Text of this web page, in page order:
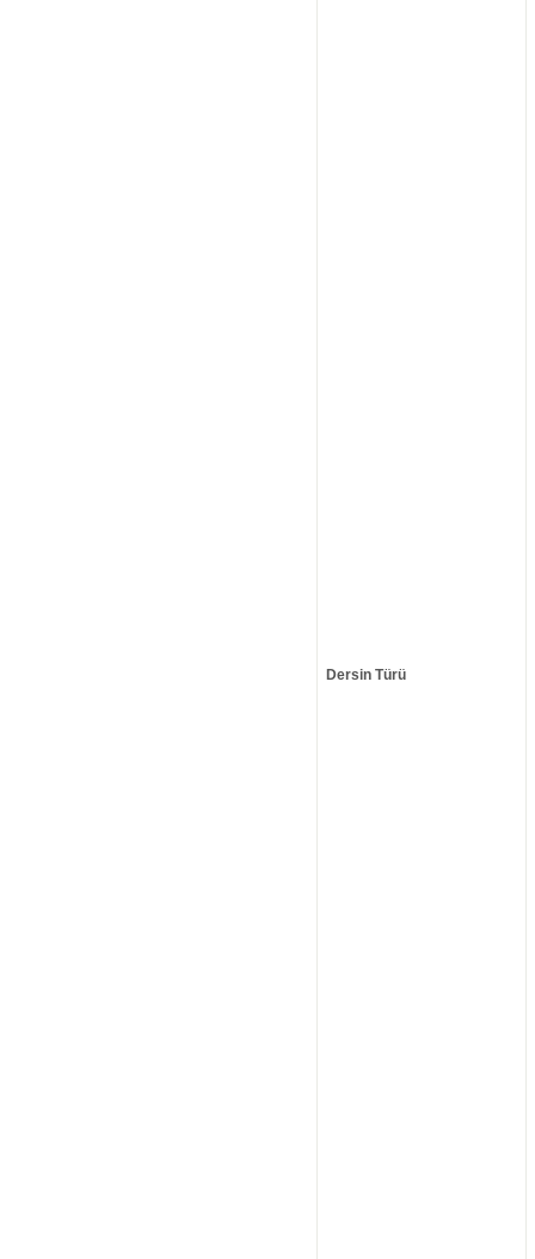
Dersin Türü